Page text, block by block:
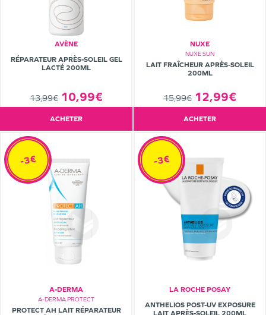
AVÈNE
RÉPARATEUR APRÈS-SOLEIL GEL
LACTÉ 200ML
13,99€ 10,99€
ACHETER
NUXE
NUXE SUN
LAIT FRAÎCHEUR APRÈS-SOLEIL
200ML
15,99€ 12,99€
ACHETER
A-DERMA
A-DERMA PROTECT
PROTECT AH LAIT RÉPARATEUR
-3€
LA ROCHE POSAY
ANTHELIOS POST-UV EXPOSURE
LAIT APRÈS-SOLEIL 200ML
-3€